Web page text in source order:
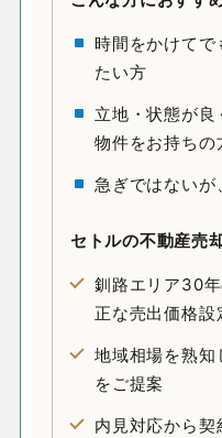
時間をかけてで
たい方
立地・状態が
物件をお持ちの
急ぎではないが
セトルの不動産売
釧路エリア30
正な売出価格設
地域相場を熟知
をご提案
内見対応から